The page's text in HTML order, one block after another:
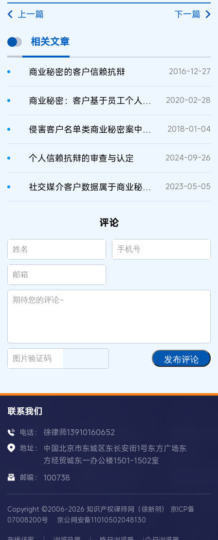
上一篇 下一篇
相关文章
商业秘密的客户信赖抗辩 2016-12-27
商业秘密：客户基于员工个人信赖之理解 2020-02-28
侵害客户名单类商业秘密案中主动交易抗辩的审查认定 2018-01-04
个人信赖抗辩的审查与认定 2024-09-26
社交媒介客户数据属于商业秘密吗？ 2023-05-05
评论
发布评论
联系我们
电话： 徐律师13910160652
地址：
中国北京市东城区东长安街1号东方广场东
方经贸城东一办公楼1501-1502室
邮编： 100738
Copyright ©2006-2026 知识产权律师网（徐新明） 京ICP备
07008200号
京公网安备11010502048130